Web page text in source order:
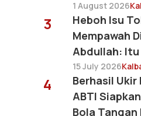
1 August 2026
3
Heboh Isu
Mempawah
Abdullah:
15 July 2026
4
Berhasil Ukir
ABTI
Bola